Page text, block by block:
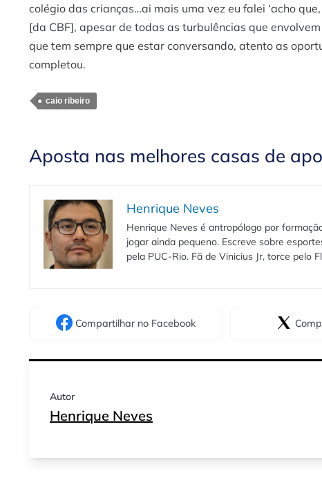
colégio das crianças…ai mais uma vez eu falei ‘acho
[da CBF], apesar de todas as turbulências que
que tem sempre que estar conversando, atento as
completou.
caio ribeiro
Aposta nas melhores casas de
Henrique Neves
Henrique Neves é antropólogo por
jogar ainda pequeno. Escreve sobre
pela PUC-Rio. Fã de Vinicius Jr, torce pelo
Compartilhar no Facebook
Autor
Henrique Neves